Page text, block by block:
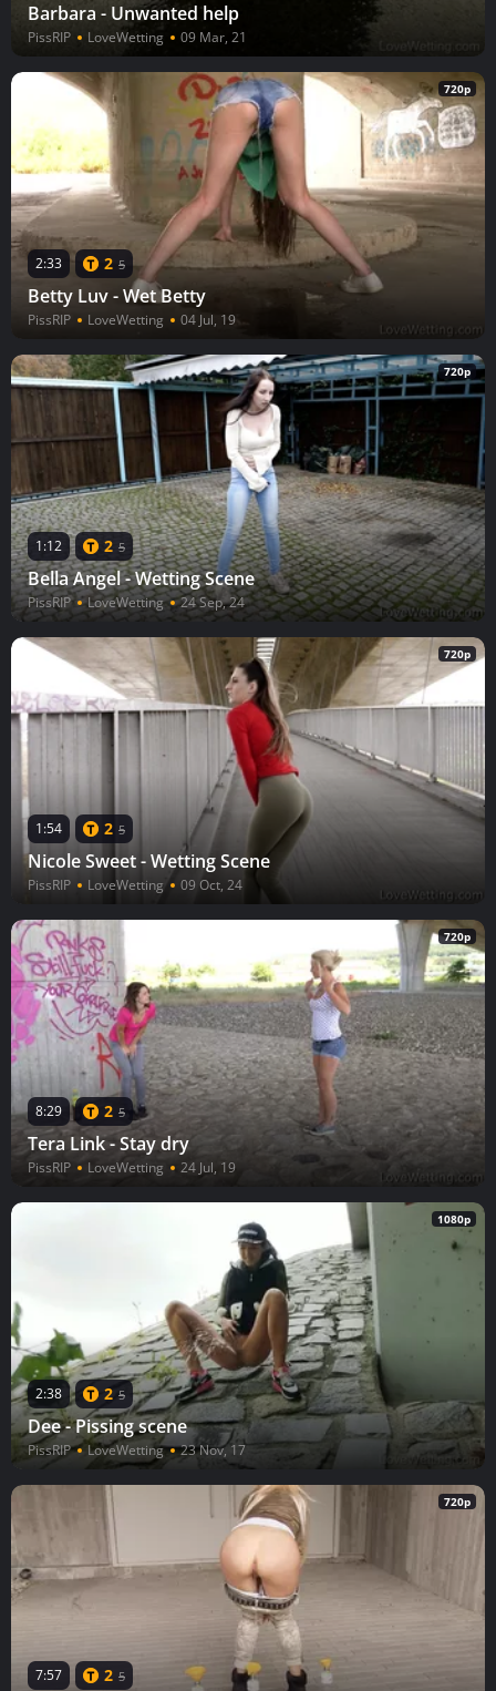
Barbara - Unwanted help
PissRIP LoveWetting 09 Mar, 21
720p
2:33 2 5
Betty Luv - Wet Betty
PissRIP LoveWetting 04 Jul, 19
720p
1:12 2 5
Bella Angel - Wetting Scene
PissRIP LoveWetting 24 Sep, 24
720p
1:54 2 5
Nicole Sweet - Wetting Scene
PissRIP LoveWetting 09 Oct, 24
720p
8:29 2 5
Tera Link - Stay dry
PissRIP LoveWetting 24 Jul, 19
1080p
2:38 2 5
Dee - Pissing scene
PissRIP LoveWetting 23 Nov, 17
720p
7:57 2 5